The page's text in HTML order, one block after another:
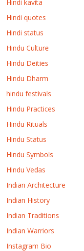
Hindi kavita
Hindi quotes
Hindi status
Hindu Culture
Hindu Deities
Hindu Dharm
hindu festivals
Hindu Practices
Hindu Rituals
Hindu Status
Hindu Symbols
Hindu Vedas
Indian Architecture
Indian History
Indian Traditions
Indian Warriors
Instagram Bio